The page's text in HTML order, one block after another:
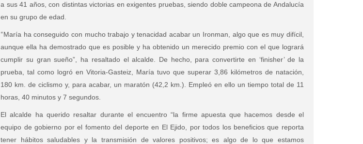
a sus 41 años, con distintas victorias en exigentes pruebas, siendo doble campeona de Andalucía
en su grupo de edad.
“María ha conseguido con mucho trabajo y tenacidad acabar un Ironman, algo que es muy difícil,
aunque ella ha demostrado que es posible y ha obtenido un merecido premio con el que logrará
cumplir su gran sueño”, ha resaltado el alcalde. De hecho, para convertirte en ‘finisher’ de la
prueba, tal como logró en Vitoria-Gasteiz, María tuvo que superar 3,86 kilómetros de natación,
180 km. de ciclismo y, para acabar, un maratón (42,2 km.). Empleó en ello un tiempo total de 11
horas, 40 minutos y 7 segundos.
El alcalde ha querido resaltar durante el encuentro “la firme apuesta que hacemos desde el
equipo de gobierno por el fomento del deporte en El Ejido, por todos los beneficios que reporta
tener hábitos saludables y la transmisión de valores positivos; es algo de lo que estamos